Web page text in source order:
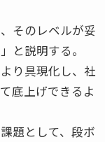
そのレベルが妥
と説明する。
り具現化し、社
底上げできるよ
題として、段ボ